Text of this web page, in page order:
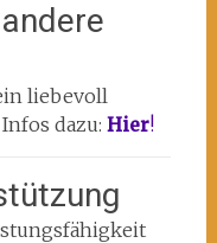
liebevoll
dazu: Hier!